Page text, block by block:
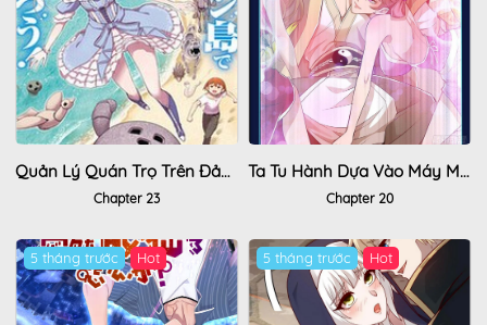
Quản Lý Quán Trọ Trên Đảo Dungeon!
Chapter 23
Ta Tu Hành Dựa Vào Máy Mô Phỏng Nhân Sinh
Chapter 20
5 tháng trước Hot 5 tháng trước Hot